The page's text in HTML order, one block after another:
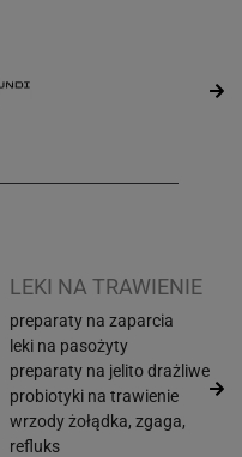
LEKI NA TRAWIENIE
preparaty na zaparcia
leki na pasożyty
preparaty na jelito drażliwe
probiotyki na trawienie
wrzody żołądka, zgaga,
refluks